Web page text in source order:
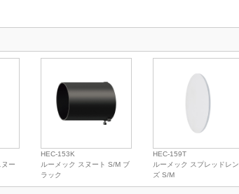
ー
HEC-153K
ルーメック スヌート S/M ブ
ラック
HEC-159T
ルーメック スプレッドレン
ズ S/M